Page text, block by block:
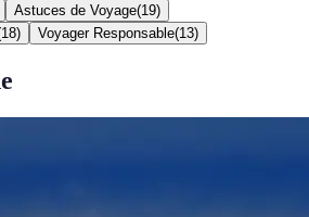
Astuces de Voyage(19)
18) Voyager Responsable(13)